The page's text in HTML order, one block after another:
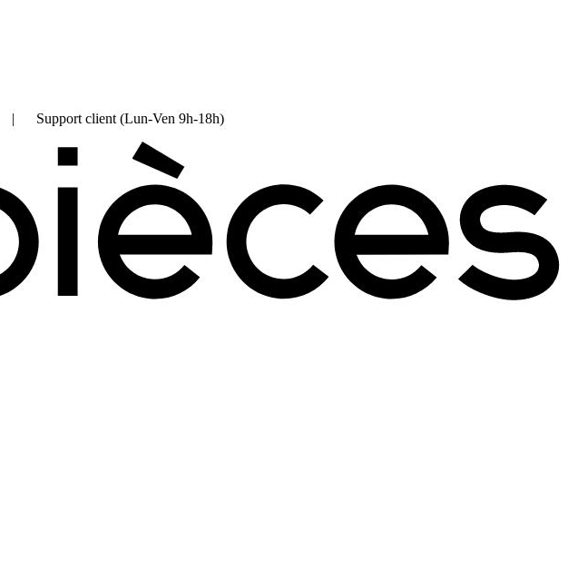
| Support client (Lun-Ven 9h-18h)